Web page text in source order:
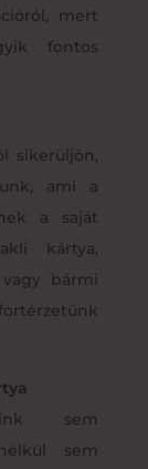
mert
fontos
sikerüljön,
ami a
a saját
kártya,
bármi
sem
sem